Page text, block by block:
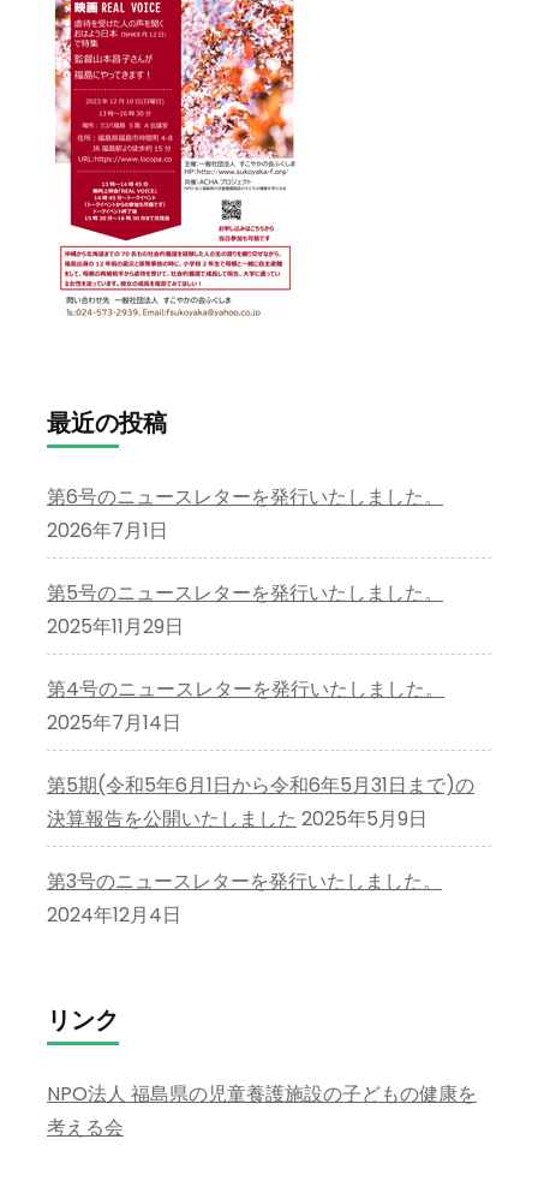
最近の投稿
第6号のニュースレターを発行いたしました。
2026年7月1日
第5号のニュースレターを発行いたしました。
2025年11月29日
第4号のニュースレターを発行いたしました。
2025年7月14日
第5期(令和5年6月1日から令和6年5月31日まで)の
決算報告を公開いたしました 2025年5月9日
第3号のニュースレターを発行いたしました。
2024年12月4日
リンク
NPO法人 福島県の児童養護施設の子どもの健康を
考える会